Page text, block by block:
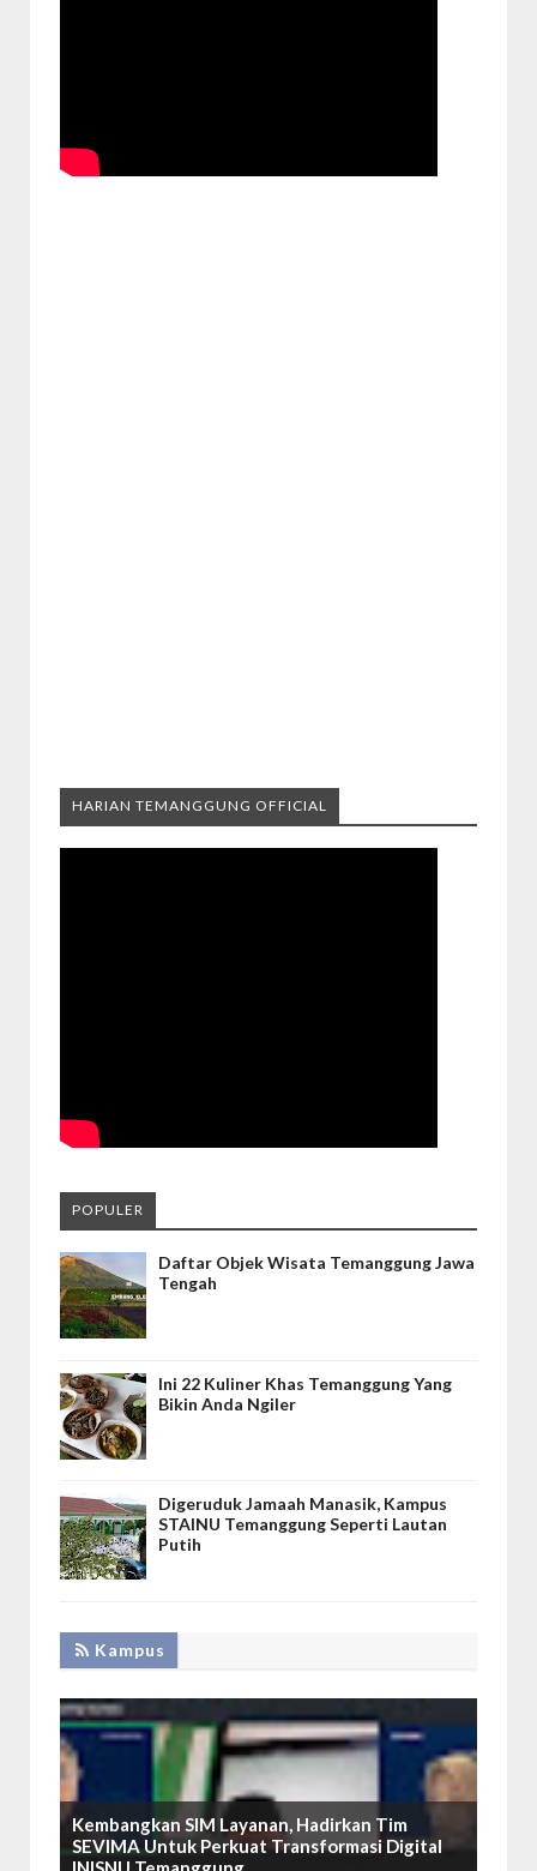
HARIAN TEMANGGUNG OFFICIAL
POPULER
Daftar Objek Wisata Temanggung Jawa
Tengah
Ini 22 Kuliner Khas Temanggung Yang
Bikin Anda Ngiler
Digeruduk Jamaah Manasik, Kampus
STAINU Temanggung Seperti Lautan
Putih
Kampus
Kembangkan SIM Layanan, Hadirkan Tim
SEVIMA Untuk Perkuat Transformasi Digital